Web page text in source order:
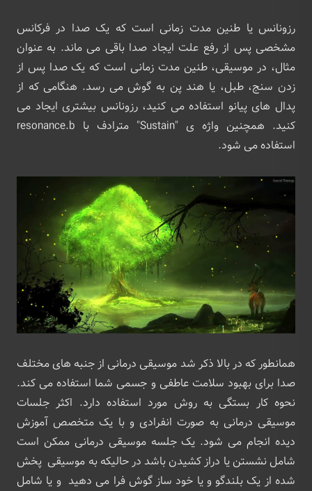
رزونانس یا طنین مدت زمانی است که یک صدا در فرکانس
مشخصی پس از رفع علت ایجاد صدا باقی می ماند. به عنوان
مثال، در موسیقی، طنین مدت زمانی است که یک صدا پس از
زدن سنج، طبل، یا هند پن به گوش می رسد. هنگامی که از
پدال های پیانو استفاده می کنید، رزونانس بیشتری ایجاد می
کنید. همچنین واژه ی "Sustain" مترادف با resonance.b
استفاده می شود.
همانطور که در بالا ذکر شد موسیقی درمانی از جنبه های مختلف
صدا برای بهبود سلامت عاطفی و جسمی شما استفاده می کند.
نحوه کار بستگی به روش مورد استفاده دارد. اکثر جلسات
موسیقی درمانی به صورت انفرادی و با یک متخصص آموزش
دیده انجام می شود. یک جلسه موسیقی درمانی ممکن است
شامل نشستن یا دراز کشیدن باشد در حالیکه به موسیقی پخش
شده از یک بلندگو و یا خود ساز گوش فرا می دهید و یا شامل